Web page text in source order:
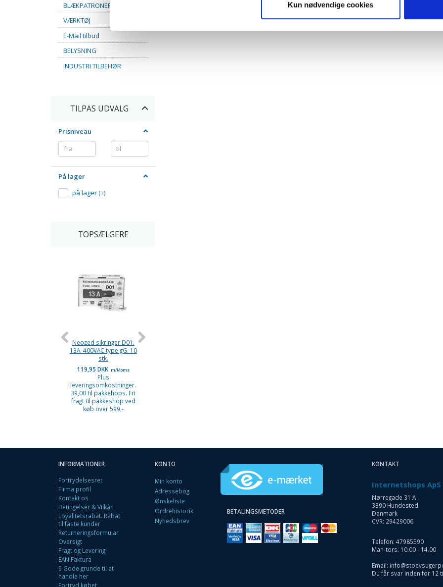
Kun nødvendige cookies
BLÆKPATRONER
VÆRKTØJ
E-Mail tilbud
BELYSNING
INDUSTRI TILBEHØR
TILPAS UDVALG
Prisniveau
På lager
på lager(3)
TOPSÆLGERE
Neozed sikringer D01.
13A. 400VAC type gG. 10
stk.
119,95 DKK m/Moms
Plus
leveringsomkostninger.
39,00 til pakkehops. Fri
fragt til pakkeshop ved
køb over 599,-
INFORMATIONER
Fortrydelsesret
Firma profil
Kontakt os
Betingelser & Vilkår
Loyalitetsrabat. Rabat
til faste kunder
Returneringsformular
Oversigt
Fragt og Levering
EAN Faktura
9 Gode grunde til at
handle her
Fortryd købet
KONTO
Min konto
Adressebog
Ønskeliste
Ordrehistorik
Nyhedsbrev
BETALINGSMETODER
KONTAKT
Internetshops ApS
Nørregade 31 A
3390 Hundested
Danmark
CVR: 29429006
Telefon: 47985590
Man-tors. 10.00 - 14.00
Email:
Du får svar inden for 12